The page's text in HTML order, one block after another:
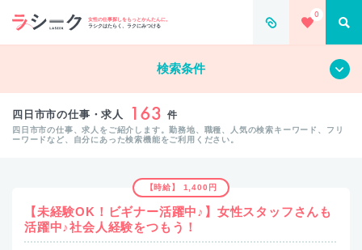
女性の仕事探しをもっとかんたんに。
ラシクはたらく、ラクにみつける
0
すべて クリア
検索条件
四日市市の仕事・求人 163 件
四日市市の仕事、求人をご紹介します。勤務地、職種、人気の検索キーワード、フリ
ーワードなど、自分にあった検索機能をご利用ください。
【時給】 1,400円
【未経験OK！ビギナー活躍中♪】女性スタッフさんも
活躍中♪社会人経験をつもう！